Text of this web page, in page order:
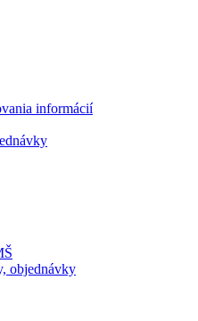
informácií
objednávky